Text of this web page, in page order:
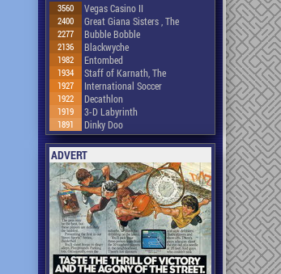
3560 Vegas Casino II
2400 Great Giana Sisters , The
2277 Bubble Bobble
2136 Blackwyche
1982 Entombed
1934 Staff of Karnath, The
1927 International Soccer
1922 Decathlon
1919 3-D Labyrinth
1891 Dinky Doo
ADVERT